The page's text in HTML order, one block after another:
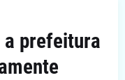
a prefeitura